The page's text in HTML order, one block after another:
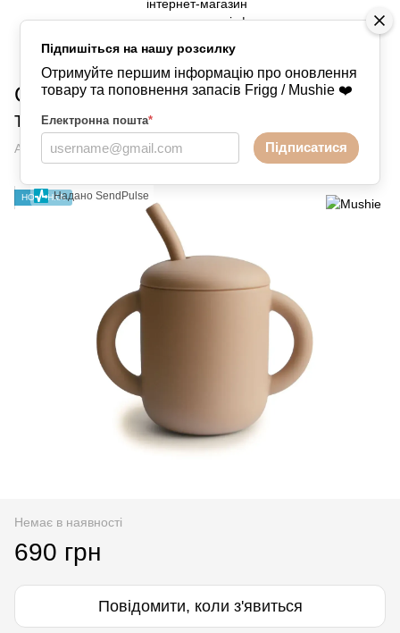
Підпишіться на нашу розсилку
Отримуйте першим інформацію про оновлення
товару та поповнення запасів Frigg / Mushie ❤️
Електронна пошта*
Підписатися
Надано SendPulse
Годування Поїльники Mushie
Силіконова чашка-поїлка
тренувальна від Mushie - Natural
Артикул:690609855300977 Написати відгук
НОВИНКА
Немає в наявності
690 грн
Повідомити, коли з'явиться